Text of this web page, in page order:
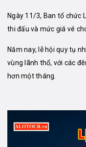
Ngày 11/3, Ban tổ chức
thi đấu và mức giá vé
Năm nay, lễ hội quy tụ
vùng lãnh thổ, với các
hơn một tháng.